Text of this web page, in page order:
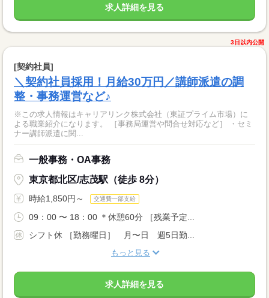
求人詳細を見る
3日以内公開
[契約社員]
＼契約社員採用！月給30万円／講師派遣の調
整・事務運営など♪
※この求人情報はキャリアリンク株式会社（東証プライム市場）に
よる職業紹介になります。 ［事務局運営や問合せ対応など］ ・セミ
ナー講師派遣に関...
一般事務・OA事務
東京都北区/志茂駅（徒歩 8分）
時給1,850円～ 交通費一部支給
09：00 〜 18：00 ＊休憩60分 ［残業予定...
シフト休 ［勤務曜日］ 月〜日 週5日勤...
もっと見る
求人詳細を見る